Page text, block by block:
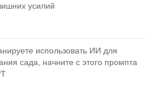
усилий
использовать ИИ для
сада, начните с этого промпта